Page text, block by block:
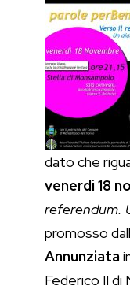
dato che
venerdì 18
referendum.
promosso
Annunziata
Federico II di